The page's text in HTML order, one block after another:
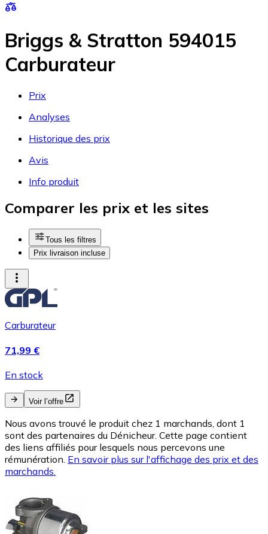
Briggs & Stratton 594015
Carburateur
Prix
Analyses
Historique des prix
Avis
Info produit
Comparer les prix et les sites
Tous les filtres
Prix livraison incluse
Carburateur
71,99 €
En stock
Voir l’offre
Nous avons trouvé le produit chez 1 marchands, dont 1
sont des partenaires du Dénicheur. Cette page contient
des liens affiliés pour lesquels nous percevons une
rémunération. En savoir plus sur l'affichage des prix et des
marchands.